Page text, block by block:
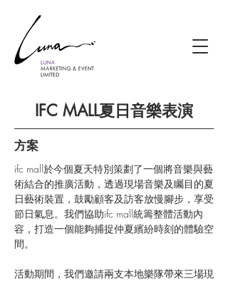
IFC MALL夏日音樂表演
方案
ifc mall於今個夏天特別策劃了一個將音樂與藝
術結合的推廣活動，透過現場音樂及矚目的夏
日藝術裝置，鼓勵顧客及訪客放慢腳步，享受
節日氣息。我們協助ifc mall統籌整體活動內
容，打造一個能夠捕捉仲夏繽紛時刻的體驗空
間。
活動期間，我們邀請兩支本地樂隊帶來三場現